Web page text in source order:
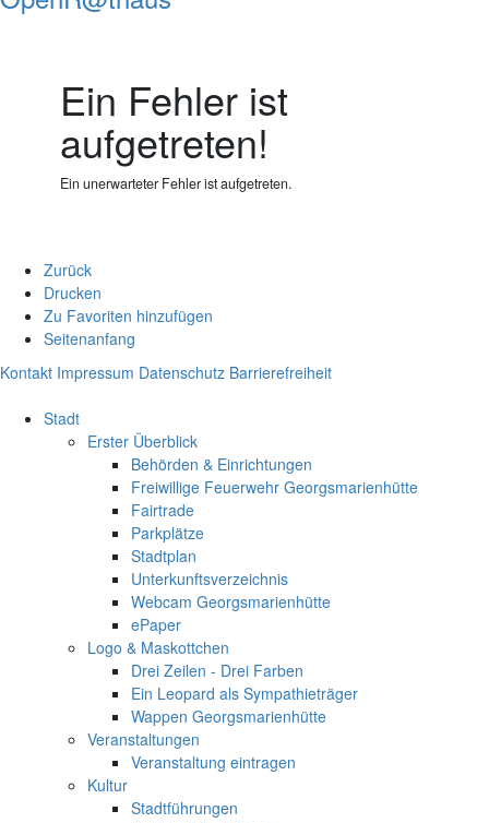
Ein Fehler ist
aufgetreten!
Ein unerwarteter Fehler ist aufgetreten.
Zurück
Drucken
Zu Favoriten hinzufügen
Seitenanfang
Kontakt Impressum Datenschutz Barrierefreiheit
Stadt
Erster Überblick
Behörden & Einrichtungen
Freiwillige Feuerwehr Georgsmarienhütte
Fairtrade
Parkplätze
Stadtplan
Unterkunftsverzeichnis
Webcam Georgsmarienhütte
ePaper
Logo & Maskottchen
Drei Zeilen - Drei Farben
Ein Leopard als Sympathieträger
Wappen Georgsmarienhütte
Veranstaltungen
Veranstaltung eintragen
Kultur
Stadtführungen